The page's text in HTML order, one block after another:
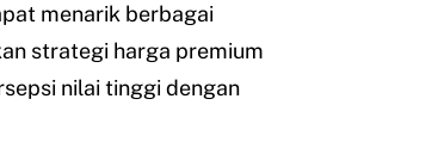
menarik berbagai
strategi harga premium
nilai tinggi dengan